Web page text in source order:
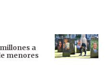
a
menores